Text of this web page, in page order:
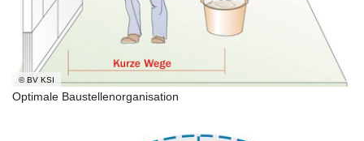
© BV KSI
Optimale Baustellenorganisation